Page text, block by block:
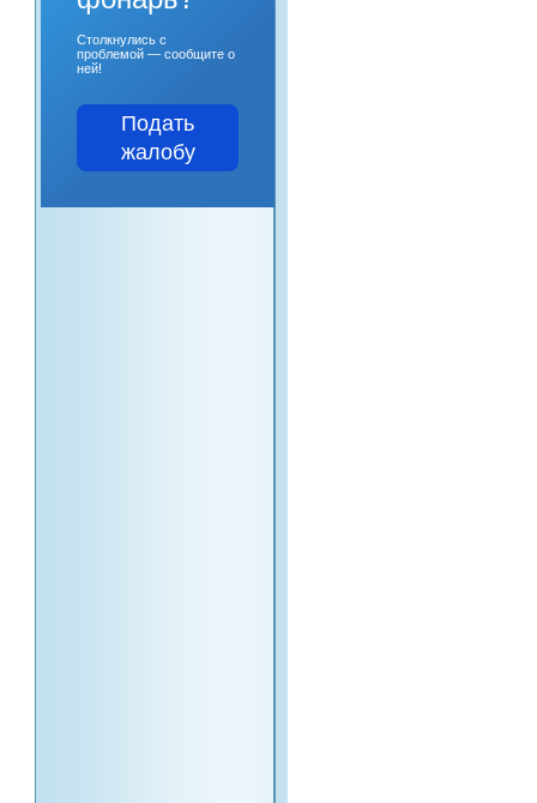
Столкнулись с
проблемой — сообщите о
ней!
Подать
жалобу